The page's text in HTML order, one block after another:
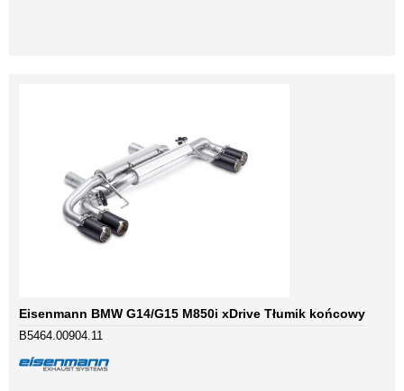
Eisenmann BMW G14/G15 M850i xDrive Tłumik końcowy
B5464.00904.11